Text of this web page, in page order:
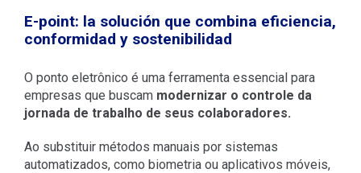
E-point: la solución que combina eficiencia,
conformidad y sostenibilidad
O ponto eletrônico é uma ferramenta essencial para
empresas que buscam modernizar o controle da
jornada de trabalho de seus colaboradores.
Ao substituir métodos manuais por sistemas
automatizados, como biometria ou aplicativos móveis,